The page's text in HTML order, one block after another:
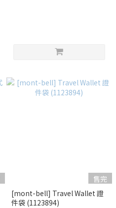
售完
[mont-bell] Travel Wallet 證
件袋 (1123894)